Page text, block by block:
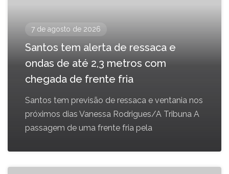
7 de agosto de 2026
Santos tem alerta de ressaca e
ondas de até 2,3 metros com
chegada de frente fria
Santos tem previsão de ressaca e ventania nos
próximos dias Vanessa Rodrigues/A Tribuna A
passagem de uma frente fria pela